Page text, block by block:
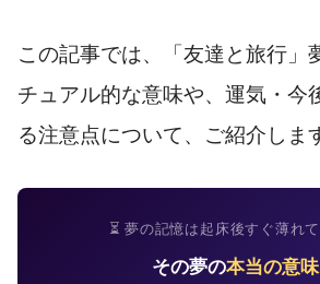
この記事では、「友達と旅行」
チュアル的な意味や、運気・今
る注意点について、ご紹介しま
⏳ 夢の記憶は起床後すぐ薄れ
その夢の本当の意味